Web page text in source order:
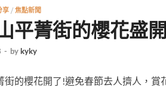
享 / 焦點新聞
平菁街的櫻花盛
- bykyky
街的櫻花開了!避免春節去人擠人， 賞